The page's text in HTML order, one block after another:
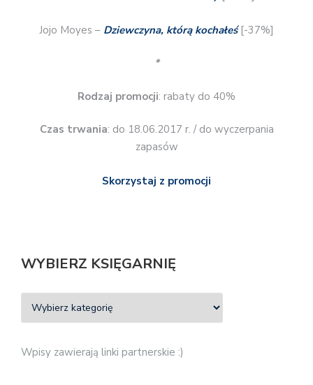
Jojo Moyes – Dziewczyna, którą kochałeś[-37%]
*
Rodzaj promocji: rabaty do 40%
Czas trwania: do 18.06.2017 r. / do wyczerpania
zapasów
Skorzystaj z promocji
WYBIERZ KSIĘGARNIĘ
Wpisy zawierają linki partnerskie :)